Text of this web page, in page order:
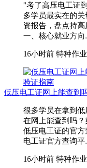
"考了高压电工证
多学员最实在的
资报告，盘点持高
一、核心就业方向
16小时前 特种作
低压电工证网上能查到
很多学员在拿到
在网上能查到吗
低压电工证的官
电工证官方查询平
16小时前 特种作